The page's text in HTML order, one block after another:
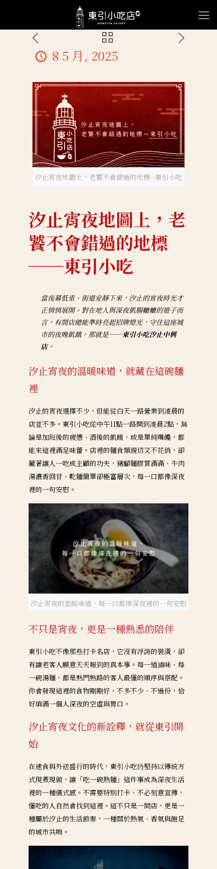
8 5 月, 2025
汐止宵夜地圖上，老饕不會錯過的地標--東引小吃
汐止宵夜地圖上，老
饕不會錯過的地標
──東引小吃
當夜幕低垂、街道安靜下來，汐止的宵夜時光才
正悄悄展開。對在地人與深夜飢腸轆轆的遊子而
言，有間店總能準時亮起招牌燈光，守住這座城
市的夜晚飢餓，那就是──東引小吃汐止中興
店。
汐止宵夜的溫暖味道，就藏在這碗麵
裡
汐止的宵夜選擇不少，但能從白天一路營業到凌晨的
店並不多。東引小吃從中午11點一路開到凌晨2點，無
論是加班後的疲憊、酒後的飢餓，或是單純嘴饞，都
能來這裡滿足味蕾。店裡的麵食類親切又不花俏，卻
藏著讓人一吃成主顧的功夫，豬腳麵膠質滿滿、牛肉
湯濃香回甘、乾麵簡單卻極富層次，每一口都像深夜
裡的一句安慰。
汐止宵夜的溫暖味道，每一口都像深夜裡的一句安慰
不只是宵夜，更是一種熟悉的陪伴
東引小吃不像那些打卡名店，它沒有浮誇的裝潢，卻
有讓老客人願意天天報到的真本事。每一道滷味、每
一碗湯麵，都是熟門熟路的客人最懂的順序與搭配。
你會發現這裡的食物剛剛好，不多不少、不過份，恰
好填滿一個人深夜的空虛與胃口。
汐止宵夜文化的新詮釋，就從東引開
始
在速食與外送盛行的時代，東引小吃仍堅持以傳統方
式現煮現做，讓「吃一碗熱麵」這件事成為深夜生活
裡的一種儀式感。不需要特別打卡、不必刻意宣傳，
懂吃的人自然會找到這裡。這不只是一間店，更是一
種屬於汐止的生活節奏，一種關於熱氣、香氣與飽足
的城市共鳴。